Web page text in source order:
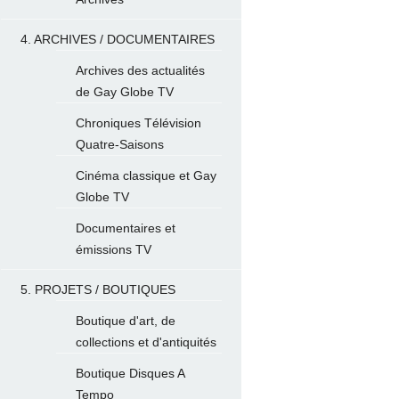
4. ARCHIVES / DOCUMENTAIRES
Archives des actualités
de Gay Globe TV
Chroniques Télévision
Quatre-Saisons
Cinéma classique et Gay
Globe TV
Documentaires et
émissions TV
5. PROJETS / BOUTIQUES
Boutique d'art, de
collections et d'antiquités
Boutique Disques A
Tempo